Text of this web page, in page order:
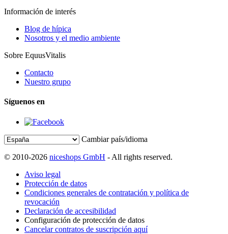
Información de interés
Blog de hípica
Nosotros y el medio ambiente
Sobre EquusVitalis
Contacto
Nuestro grupo
Síguenos en
Cambiar país/idioma
© 2010-2026 niceshops GmbH - All rights reserved.
Aviso legal
Protección de datos
Condiciones generales de contratación y política de
revocación
Declaración de accesibilidad
Configuración de protección de datos
Cancelar contratos de suscripción aquí